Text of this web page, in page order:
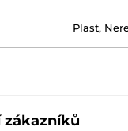
Plast,
zákazníků